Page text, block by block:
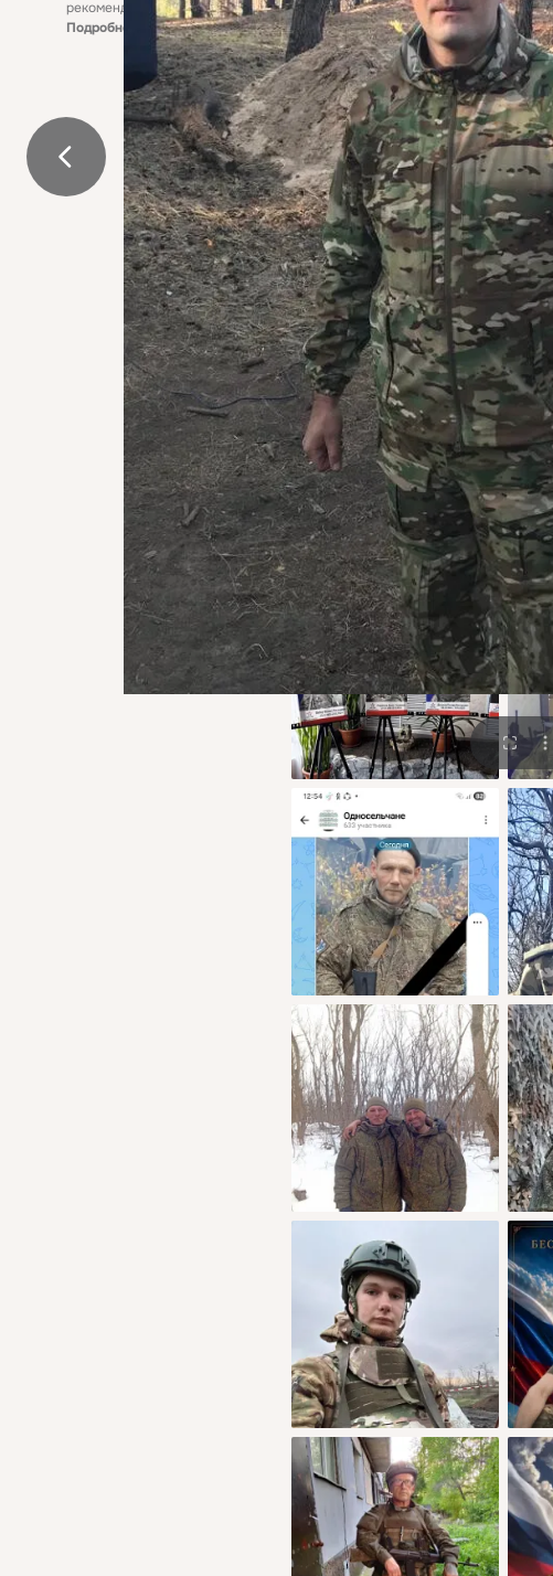
рекомендательные технологии
Подробнее